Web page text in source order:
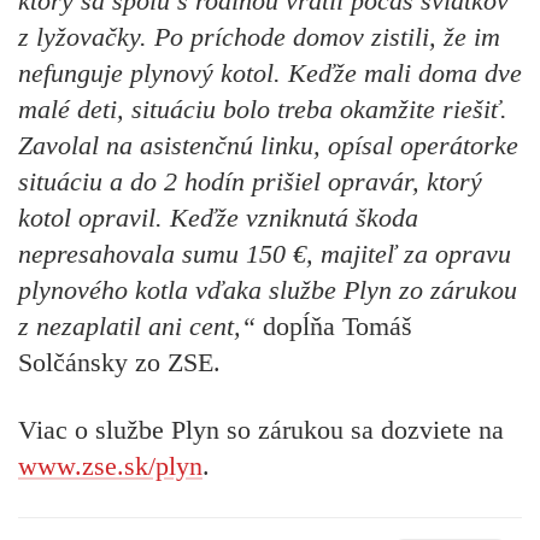
z lyžovačky. Po príchode domov zistili, že im
nefunguje plynový kotol. Keďže mali doma dve
malé deti, situáciu bolo treba okamžite riešiť.
Zavolal na asistenčnú linku, opísal operátorke
situáciu a do 2 hodín prišiel opravár, ktorý
kotol opravil. Keďže vzniknutá škoda
nepresahovala sumu 150 €, majiteľ za opravu
plynového kotla vďaka službe Plyn zo zárukou
z nezaplatil ani cent,“ dopĺňa Tomáš
Solčánsky zo ZSE.
Viac o službe Plyn so zárukou sa dozviete na
www.zse.sk/plyn.